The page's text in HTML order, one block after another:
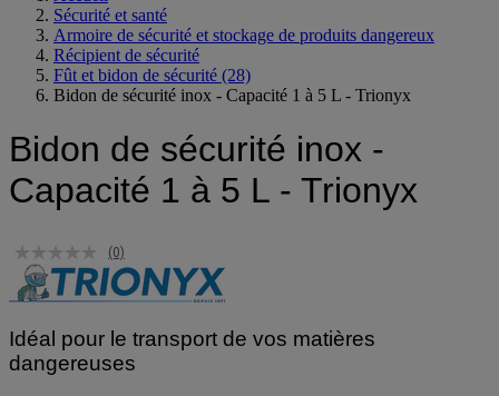
Sécurité et santé
Armoire de sécurité et stockage de produits dangereux
Récipient de sécurité
Fût et bidon de sécurité (28)
Bidon de sécurité inox - Capacité 1 à 5 L - Trionyx
Bidon de sécurité inox -
Capacité 1 à 5 L - Trionyx
(0)
Idéal pour le transport de vos matières
dangereuses